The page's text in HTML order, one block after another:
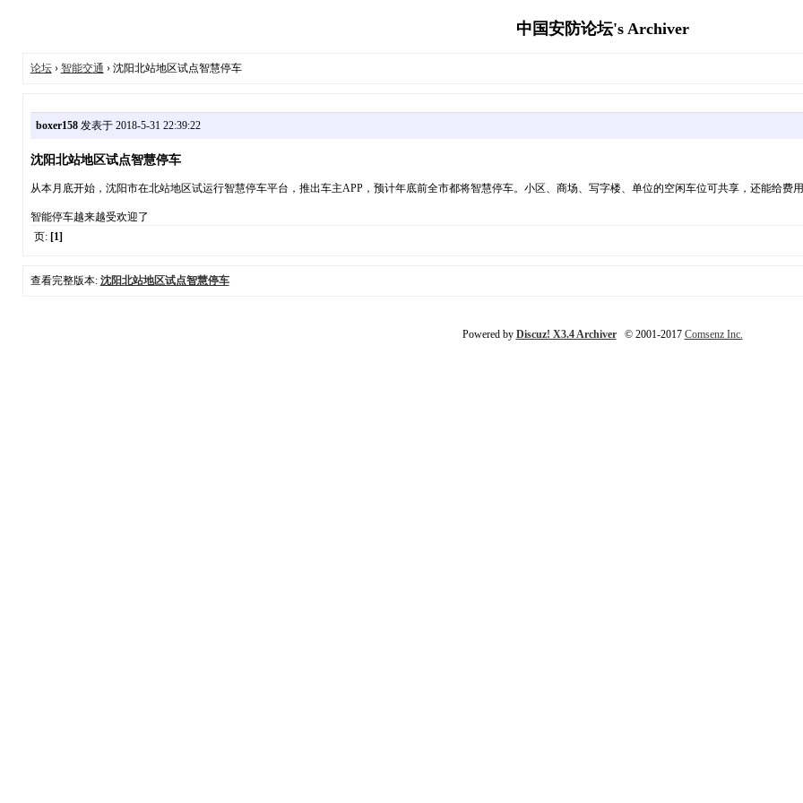
中国安防论坛's Archiver
论坛› 智能交通 › 沈阳北站地区试点智慧停车
boxer158发表于 2018-5-31 22:39:22
沈阳北站地区试点智慧停车
从本月底开始，沈阳市在北站地区试运行智慧停车平台，推出车主APP，预计年底前全市都将智慧停车。小区、商场、写字楼、单位的空闲车位可共享，还能给费
智能停车越来越受欢迎了
页: [1]
查看完整版本: 沈阳北站地区试点智慧停车
Powered by Discuz! X3.4 Archiver© 2001-2017 Comsenz Inc.